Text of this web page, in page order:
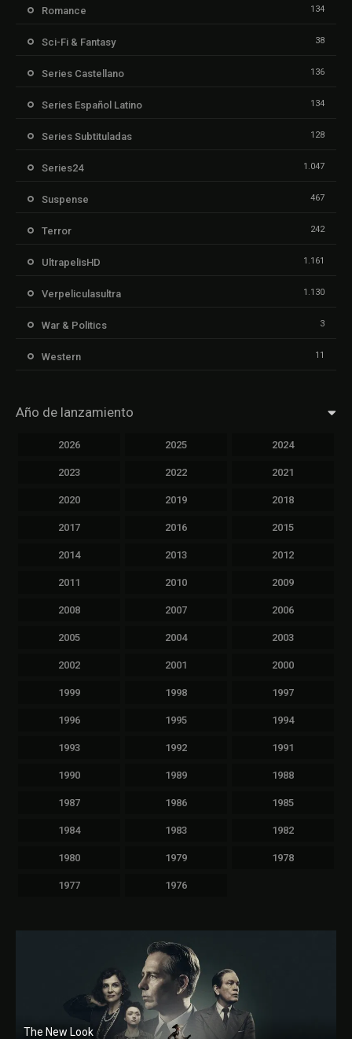
Romance 134
Sci-Fi & Fantasy 38
Series Castellano 136
Series Español Latino 134
Series Subtituladas 128
Series24 1.047
Suspense 467
Terror 242
UltrapelisHD 1.161
Verpeliculasultra 1.130
War & Politics 3
Western 11
Año de lanzamiento
2026 2025 2024
2023 2022 2021
2020 2019 2018
2017 2016 2015
2014 2013 2012
2011 2010 2009
2008 2007 2006
2005 2004 2003
2002 2001 2000
1999 1998 1997
1996 1995 1994
1993 1992 1991
1990 1989 1988
1987 1986 1985
1984 1983 1982
1980 1979 1978
1977 1976
The New Look